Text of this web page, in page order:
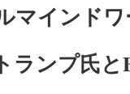
マインド
ンプ氏と